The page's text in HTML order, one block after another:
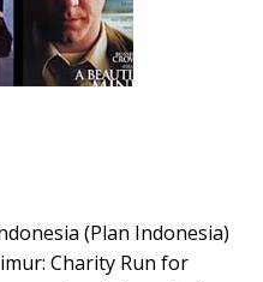
(Plan Indonesia)
Charity Run for